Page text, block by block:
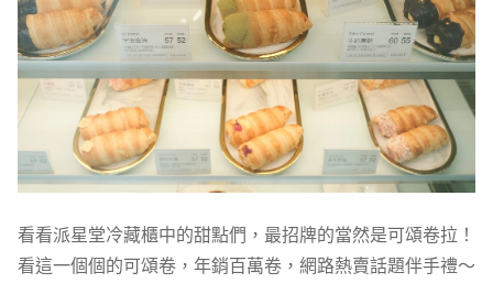
看看派星堂冷藏櫃中的甜點們，最招牌的當然是可頌卷拉！
看這一個個的可頌卷，年銷百萬卷，網路熱賣話題伴手禮～